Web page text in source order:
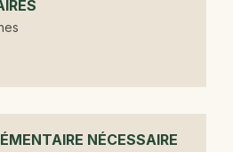
NÉCESSAIRE